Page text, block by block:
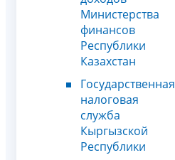
Министерства
финансов
Республики
Казахстан
Государственная
налоговая
служба
Кыргызской
Республики